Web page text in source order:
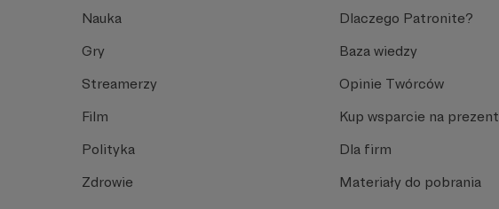
Nauka
Gry
Streamerzy
Film
Polityka
Zdrowie
Dlaczego Patronite?
Baza wiedzy
Opinie Twórców
Kup wsparcie na prezent
Dla firm
Materiały do pobrania